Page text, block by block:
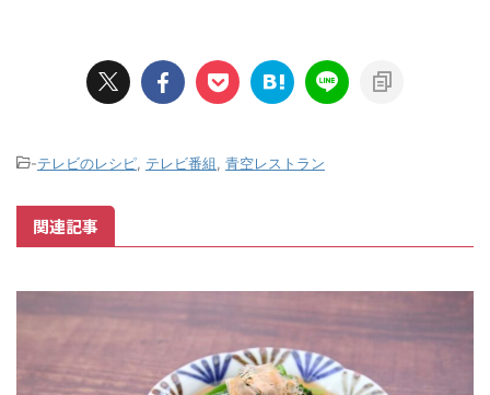
-テレビのレシピ テレビ番組 青空レストラン
関連記事